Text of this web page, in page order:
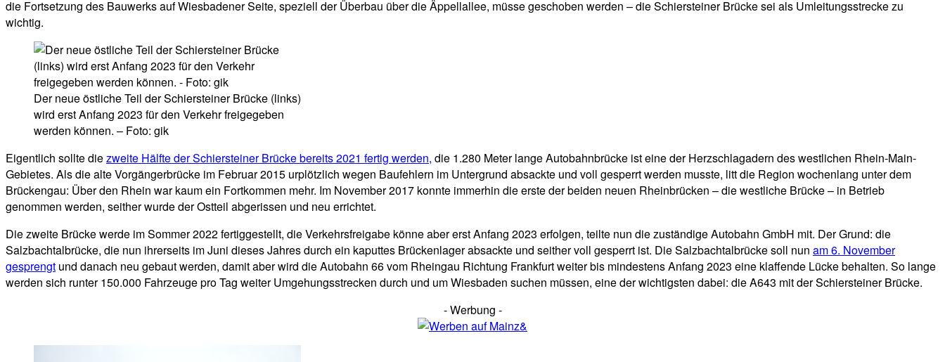
die Fortsetzung des Bauwerks auf Wiesbadener Seite, speziell der Überbau über die Äppellallee, müsse geschoben werden – die Schiersteiner Brücke sei als Umleitungsstrecke zu
wichtig.
Der neue östliche Teil der Schiersteiner Brücke (links)
wird erst Anfang 2023 für den Verkehr freigegeben
werden können. – Foto: gik
Eigentlich sollte diezweite Hälfte der Schiersteiner Brücke bereits 2021 fertig werden, die 1.280 Meter lange Autobahnbrücke ist eine der Herzschlagadern des westlichen Rhein-Main-
Gebietes. Als die alte Vorgängerbrücke im Februar 2015 urplötzlich wegen Baufehlern im Untergrund absackte und voll gesperrt werden musste, litt die Region wochenlang unter dem
Brückengau: Über den Rhein war kaum ein Fortkommen mehr. Im November 2017 konnte immerhin die erste der beiden neuen Rheinbrücken – die westliche Brücke – in Betrieb
genommen werden, seither wurde der Ostteil abgerissen und neu errichtet.
Die zweite Brücke werde im Sommer 2022 fertiggestellt, die Verkehrsfreigabe könne aber erst Anfang 2023 erfolgen, teilte nun die zuständige Autobahn GmbH mit. Der Grund: die
Salzbachtalbrücke, die nun ihrerseits im Juni dieses Jahres durch ein kaputtes Brückenlager absackte und seither voll gesperrt ist. Die Salzbachtalbrücke soll nun am 6. November
gesprengt und danach neu gebaut werden, damit aber wird die Autobahn 66 vom Rheingau Richtung Frankfurt weiter bis mindestens Anfang 2023 eine klaffende Lücke behalten. So lange
werden sich runter 150.000 Fahrzeuge pro Tag weiter Umgehungsstrecken durch und um Wiesbaden suchen müssen, eine der wichtigsten dabei: die A643 mit der Schiersteiner Brücke.
- Werbung -